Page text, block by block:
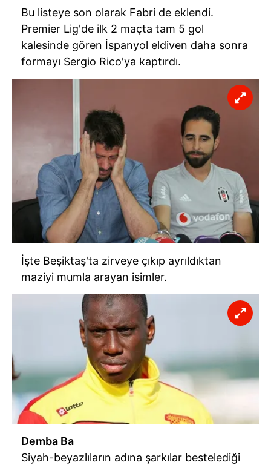
Bu listeye son olarak Fabri de eklendi.
Premier Lig'de ilk 2 maçta tam 5 gol
kalesinde gören İspanyol eldiven daha sonra
formayı Sergio Rico'ya kaptırdı.
İşte Beşiktaş'ta zirveye çıkıp ayrıldıktan
maziyi mumla arayan isimler.
Demba Ba
Siyah-beyazlıların adına şarkılar bestelediği